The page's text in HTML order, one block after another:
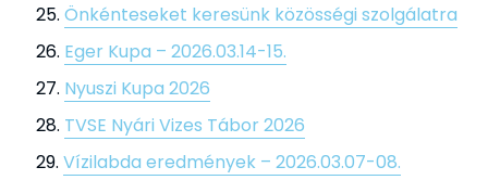
Önkénteseket keresünk közösségi szolgálatra
Eger Kupa – 2026.03.14-15.
Nyuszi Kupa 2026
TVSE Nyári Vizes Tábor 2026
Vízilabda eredmények – 2026.03.07-08.